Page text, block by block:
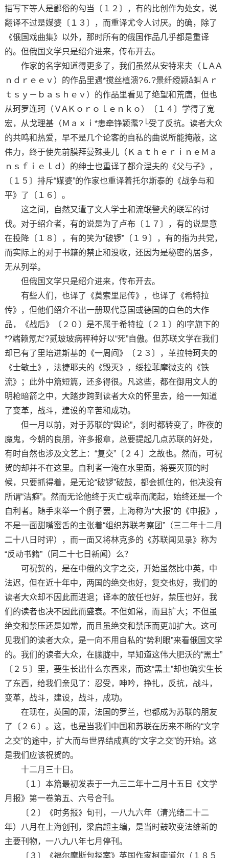
描写下等人是鄙俗的勾当〔１２〕，有的比创作为处女，说
翻译不过是媒婆〔１３〕，而重译尤令人讨厌。的确，除了
《俄国戏曲集》以外，那时所有的俄国作品几乎都是重译
的。但俄国文学只是绍介进来，传布开去。
作家的名字知道得更多了，我们虽然从安特来夫（ＬAＡ
ｎｄｒｅｅｖ）的作品里遇*搅丝植溃?⒍?景纤绶颍ǎ虯Ａｒ
ｔｓｙ－ｂａｓｈｅｖ）的作品里看见了绝望和荒唐，但也
从珂罗连珂（ＶAＫｏｒｏｌｅｎｋｏ）〔１４〕学得了宽
宏，从戈理基（Ｍａｘｉ*恚牵铮颍耄?└受了反抗。读者大众
的共鸣和热爱，早不是几个论客的自私的曲说所能掩蔽，这
伟力，终于使先前膜拜曼殊斐儿（ＫａｔｈｅｒｉｎｅＭａ
ｎｓｆｉｅｌｄ）的绅士也重译了都介涅夫的《父与子》，
〔１５〕排斥“媒婆”的作家也重译着托尔斯泰的《战争与和
平》了〔１６〕。
这之间，自然又遭了文人学士和流氓警犬的联军的讨
伐。对于绍介者，有的说是为了卢布〔１７〕，有的说是意
在投降〔１８〕，有的笑为“破锣”〔１９〕，有的指为共党，
而实际上的对于书籍的禁止和没收，还因为是秘密的居多，
无从列举。
但俄国文学只是绍介进来，传布开去。
有些人们，也译了《莫索里尼传》，也译了《希特拉
传》，但他们绍介不出一册现代意国或德国的白色的大作
品，《战后》〔２０〕是不属于希特拉〔２１〕的I字旗下的
*?端赖氖だ?贰玻玻病秤种好以“死”自傲。但苏联文学在我们
却已有了里培进斯基的《一周间》〔２３〕，革拉特珂夫的
《士敏土》，法捷耶夫的《毁灭》，绥拉菲摩微支的《铁
流》；此外中篇短篇，还多得很。凡这些，都在御用文人的
明枪暗箭之中，大踏步跨到读者大众的怀里去，给一一知道
了变革，战斗，建设的辛苦和成功。
但一月以前，对于苏联的“舆论”，刹时都转变了，昨夜的
魔鬼，今朝的良朋，许多报章，总要提起几点苏联的好处，
有时自然也涉及文艺上：“复交”〔２４〕之故也。然而，可祝
贺的却并不在这里。自利者一淹在水里面，将要灭顶的时
候，只要抓得着，是无论“破锣”破鼓，都会抓住的，他决没有
所谓“洁癖”。然而无论他终于灭亡或幸而爬起，始终还是一个
自利者。随手来举一个例子罢，上海称为“大报”的《申报》，
不是一面甜嘴蜜舌的主张着“组织苏联考察团”（三二年十二月
二十八日时评），而一面又将林克多的《苏联闻见录》称为
“反动书籍”（同二十七日新闻）么？
可祝贺的，是在中俄的文字之交，开始虽然比中英，中
法迟，但在近十年中，两国的绝交也好，复交也好，我们的
读者大众却不因此而进退；译本的放任也好，禁压也好，我
们的读者也决不因此而盛衰。不但如常，而且扩大；不但虽
绝交和禁压还是如常，而且虽绝交和禁压而更加扩大。这可
见我们的读者大众，是一向不用自私的“势利眼”来看俄国文学
的。我们的读者大众，在朦胧中，早知道这伟大肥沃的“黑土”
〔２５〕里，要生长出什么东西来，而这“黑土”却也确实生长
了东西，给我们亲见了：忍受，呻吟，挣扎，反抗，战斗，
变革，战斗，建设，战斗，成功。
在现在，英国的萧，法国的罗兰，也都成为苏联的朋友
了〔２６〕。这，也是当我们中国和苏联在历来不断的“文字
之交”的途中，扩大而与世界结成真的“文字之交”的开始。这
是我们应该祝贺的。
十二月三十日。
〔１〕本篇最初发表于一九三二年十二月十五日《文学
月报》第一卷第五、六号合刊。
〔２〕《时务报》旬刊，一八九六年（清光绪二十二
年）八月在上海创刊，梁启超主编，是当时鼓吹变法维新的
主要刊物，一八九八年七月停刊。
〔３〕《福尔摩斯包探案》英国作家柯南道尔（１８５